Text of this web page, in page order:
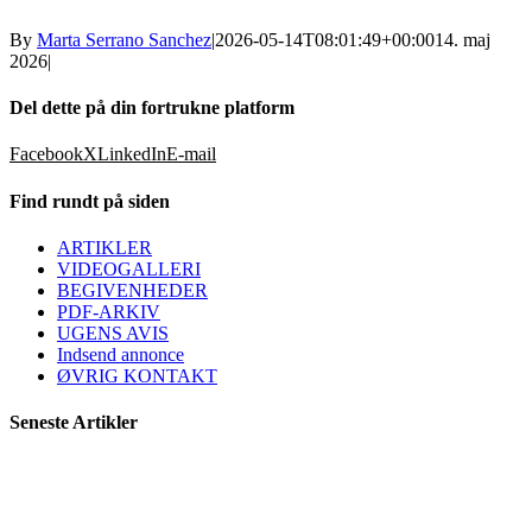
By Marta Serrano Sanchez|2026-05-14T08:01:49+00:0014. maj
2026|
Del dette på din fortrukne platform
FacebookXLinkedInE-mail
Find rundt på siden
ARTIKLER
VIDEOGALLERI
BEGIVENHEDER
PDF-ARKIV
UGENS AVIS
Indsend annonce
ØVRIG KONTAKT
Seneste Artikler